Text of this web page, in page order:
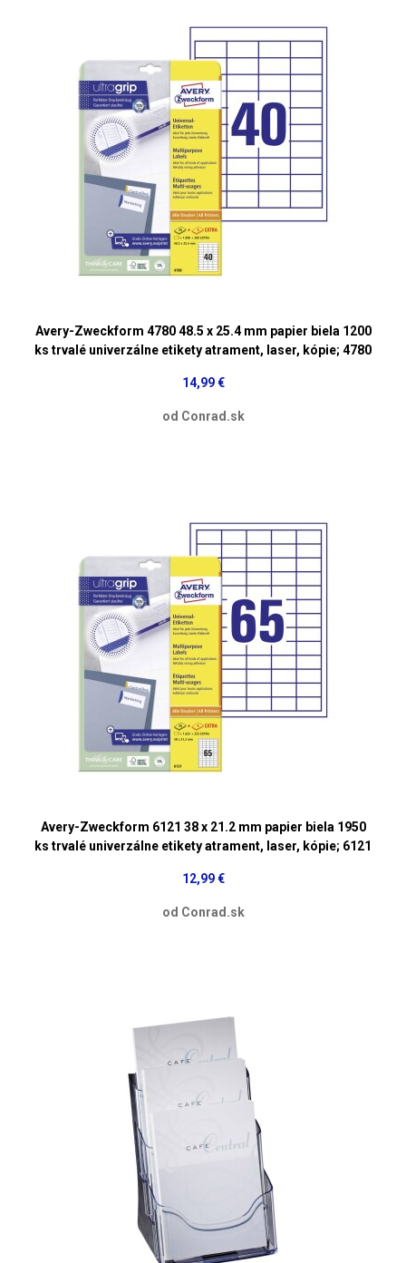
Avery-Zweckform 4780 48.5 x 25.4 mm papier biela 1200
ks trvalé univerzálne etikety atrament, laser, kópie; 4780
14,99 €
od Conrad.sk
Avery-Zweckform 6121 38 x 21.2 mm papier biela 1950
ks trvalé univerzálne etikety atrament, laser, kópie; 6121
12,99 €
od Conrad.sk